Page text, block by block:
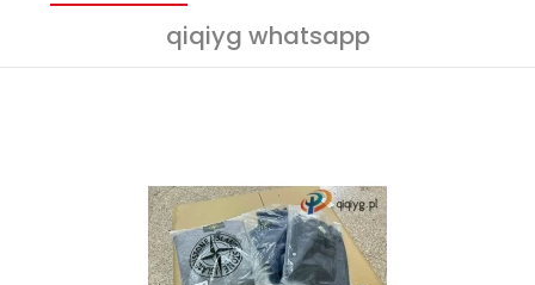
qiqiyg whatsapp